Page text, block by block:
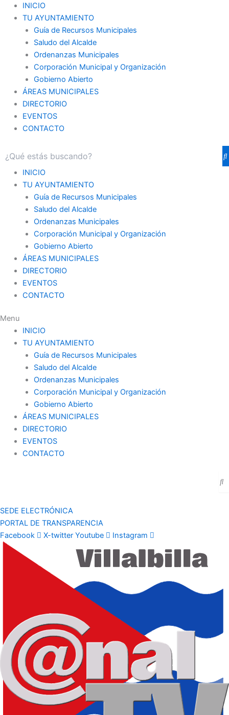
INICIO
TU AYUNTAMIENTO
Guía de Recursos Municipales
Saludo del Alcalde
Ordenanzas Municipales
Corporación Municipal y Organización
Gobierno Abierto
ÁREAS MUNICIPALES
DIRECTORIO
EVENTOS
CONTACTO
INICIO
TU AYUNTAMIENTO
Guía de Recursos Municipales
Saludo del Alcalde
Ordenanzas Municipales
Corporación Municipal y Organización
Gobierno Abierto
ÁREAS MUNICIPALES
DIRECTORIO
EVENTOS
CONTACTO
Menu
INICIO
TU AYUNTAMIENTO
Guía de Recursos Municipales
Saludo del Alcalde
Ordenanzas Municipales
Corporación Municipal y Organización
Gobierno Abierto
ÁREAS MUNICIPALES
DIRECTORIO
EVENTOS
CONTACTO
SEDE ELECTRÓNICA
PORTAL DE TRANSPARENCIA
Facebook
X-twitter Youtube Instagram